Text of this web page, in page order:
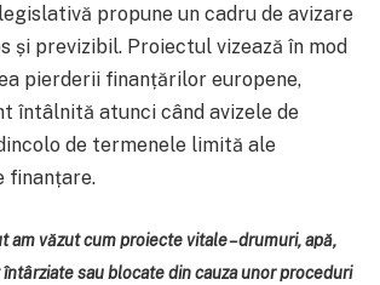
propune un cadru de avizare
și previzibil. Proiectul vizează în mod
pierderii finanțărilor europene,
întâlnită atunci când avizele de
de termenele limită ale
finanțare.
am văzut cum proiecte vitale – drumuri, apă,
întârziate sau blocate din cauza unor proceduri